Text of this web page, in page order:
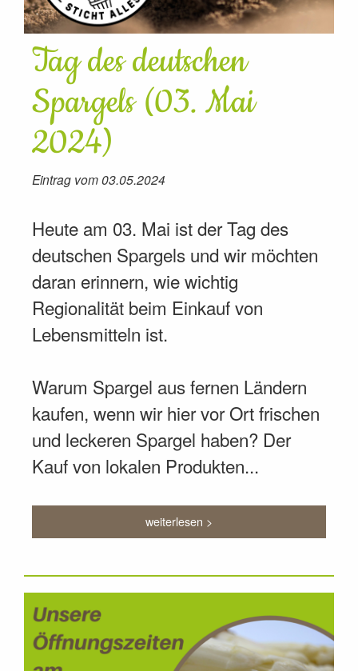
Tag des deutschen
Spargels (03. Mai
2024)
Eintrag vom 03.05.2024
Heute am 03. Mai ist der Tag des
deutschen Spargels und wir möchten
daran erinnern, wie wichtig
Regionalität beim Einkauf von
Lebensmitteln ist.
Warum Spargel aus fernen Ländern
kaufen, wenn wir hier vor Ort frischen
und leckeren Spargel haben? Der
Kauf von lokalen Produkten...
weiterlesen >